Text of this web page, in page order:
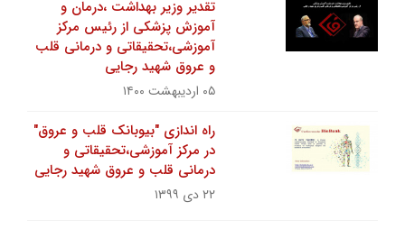
تقدیر وزیر بهداشت ،درمان و
آموزش پزشکی از رئیس مرکز
آموزشی،تحقیقاتی و درمانی قلب
و عروق شهید رجایی
۰۵ اردیبهشت ۱۴۰۰
راه اندازی "بیوبانک قلب و عروق"
در مرکز آموزشی،تحقیقاتی و
درمانی قلب و عروق شهید رجایی
۲۲ دی ۱۳۹۹